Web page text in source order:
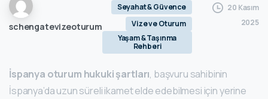
schengatevizeoturum
Seyahat & Güvence
Vize ve Oturum
Yaşam & Taşınma
Rehberi
20 Kasım
2025
İspanya oturum hukuki şartları, başvuru sahibinin
İspanya’da uzun süreli ikamet elde edebilmesi için yerine